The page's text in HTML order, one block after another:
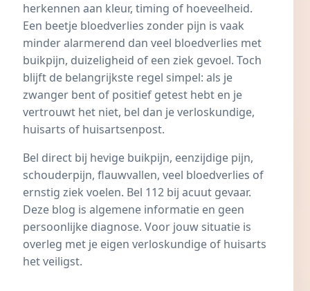
herkennen aan kleur, timing of hoeveelheid.
Een beetje bloedverlies zonder pijn is vaak
minder alarmerend dan veel bloedverlies met
buikpijn, duizeligheid of een ziek gevoel. Toch
blijft de belangrijkste regel simpel: als je
zwanger bent of positief getest hebt en je
vertrouwt het niet, bel dan je verloskundige,
huisarts of huisartsenpost.
Bel direct bij hevige buikpijn, eenzijdige pijn,
schouderpijn, flauwvallen, veel bloedverlies of
ernstig ziek voelen. Bel 112 bij acuut gevaar.
Deze blog is algemene informatie en geen
persoonlijke diagnose. Voor jouw situatie is
overleg met je eigen verloskundige of huisarts
het veiligst.